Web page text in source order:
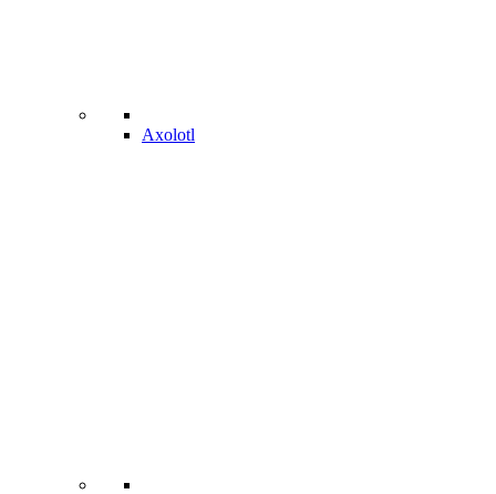
Axolotl